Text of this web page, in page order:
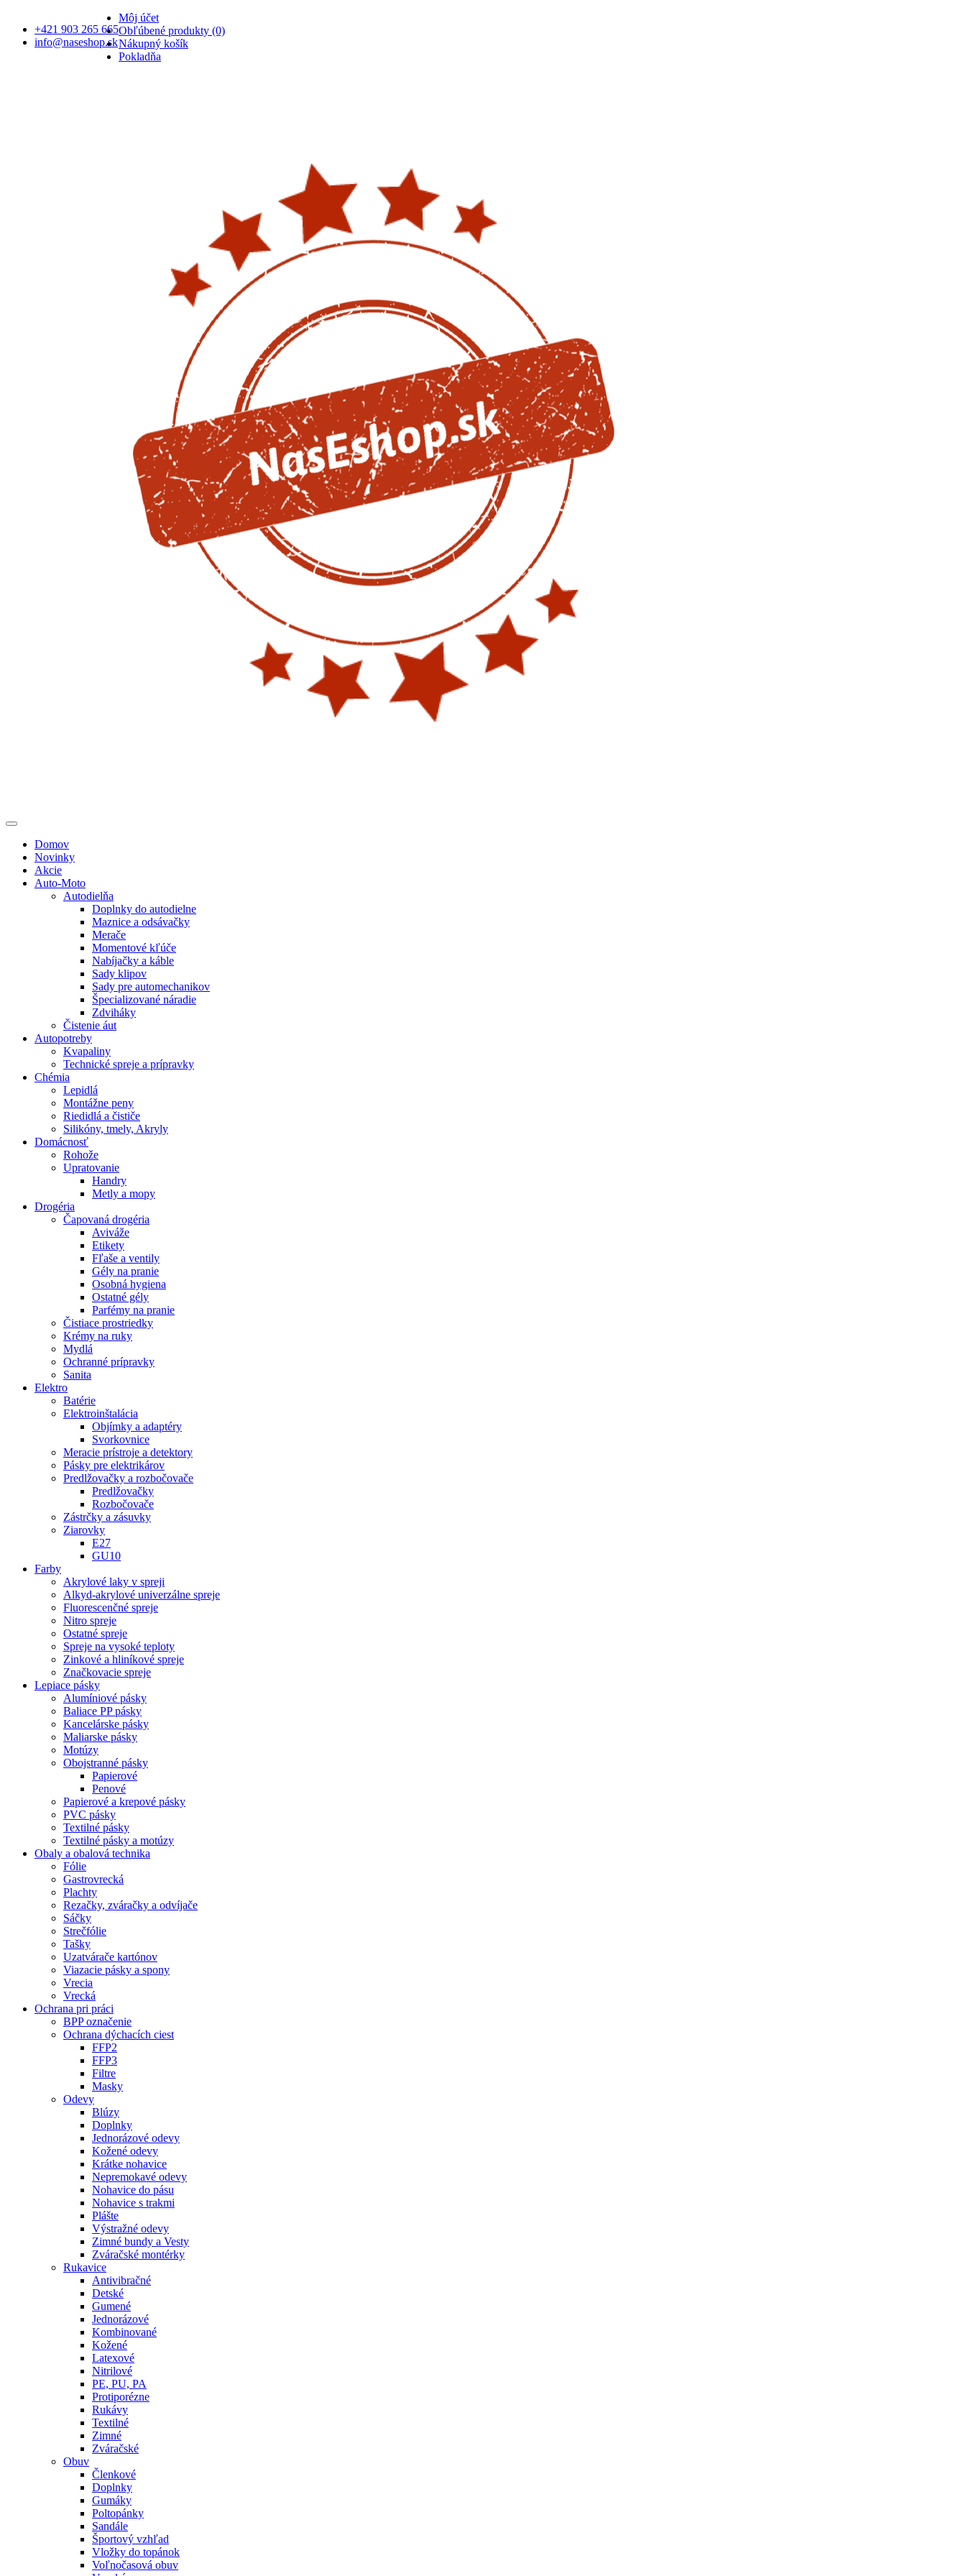
+421 903 265 665
info@naseshop.sk
Môj účet
Obľúbené produkty (0)
Nákupný košík
Pokladňa
Domov
Novinky
Akcie
Auto-Moto
Autodielňa
Doplnky do autodielne
Maznice a odsávačky
Merače
Momentové kľúče
Nabíjačky a káble
Sady klipov
Sady pre automechanikov
Špecializované náradie
Zdviháky
Čistenie áut
Autopotreby
Kvapaliny
Technické spreje a prípravky
Chémia
Lepidlá
Montážne peny
Riedidlá a čističe
Silikóny, tmely, Akryly
Domácnosť
Rohože
Upratovanie
Handry
Metly a mopy
Drogéria
Čapovaná drogéria
Aviváže
Etikety
Fľaše a ventily
Gély na pranie
Osobná hygiena
Ostatné gély
Parfémy na pranie
Čistiace prostriedky
Krémy na ruky
Mydlá
Ochranné prípravky
Sanita
Elektro
Batérie
Elektroinštalácia
Objímky a adaptéry
Svorkovnice
Meracie prístroje a detektory
Pásky pre elektrikárov
Predlžovačky a rozbočovače
Predlžovačky
Rozbočovače
Zástrčky a zásuvky
Ziarovky
E27
GU10
Farby
Akrylové laky v spreji
Alkyd-akrylové univerzálne spreje
Fluorescenčné spreje
Nitro spreje
Ostatné spreje
Spreje na vysoké teploty
Zinkové a hliníkové spreje
Značkovacie spreje
Lepiace pásky
Alumíniové pásky
Baliace PP pásky
Kancelárske pásky
Maliarske pásky
Motúzy
Obojstranné pásky
Papierové
Penové
Papierové a krepové pásky
PVC pásky
Textilné pásky
Textilné pásky a motúzy
Obaly a obalová technika
Fólie
Gastrovrecká
Plachty
Rezačky, zváračky a odvíjače
Sáčky
Strečfólie
Tašky
Uzatvárače kartónov
Viazacie pásky a spony
Vrecia
Vrecká
Ochrana pri práci
BPP označenie
Ochrana dýchacích ciest
FFP2
FFP3
Filtre
Masky
Odevy
Blúzy
Doplnky
Jednorázové odevy
Kožené odevy
Krátke nohavice
Nepremokavé odevy
Nohavice do pásu
Nohavice s trakmi
Plášte
Výstražné odevy
Zimné bundy a Vesty
Zváračské montérky
Rukavice
Antivibračné
Detské
Gumené
Jednorázové
Kombinované
Kožené
Latexové
Nitrilové
PE, PU, PA
Protiporézne
Rukávy
Textilné
Zimné
Zváračské
Obuv
Členkové
Doplnky
Gumáky
Poltopánky
Sandále
Športový vzhľad
Vložky do topánok
Voľnočasová obuv